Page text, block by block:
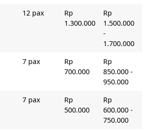
12 pax
Rp
1.300.000
Rp
1.500.000
-
1.700.000
7 pax
Rp
700.000
Rp
850.000 -
950.000
7 pax
Rp
500.000
Rp
600.000 -
750.000